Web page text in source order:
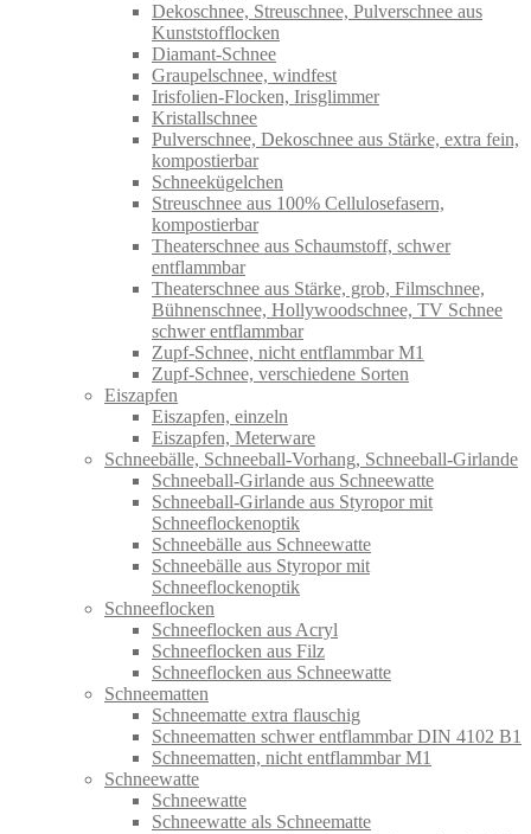
Dekoschnee, Streuschnee, Pulverschnee aus
Kunststofflocken
Diamant-Schnee
Graupelschnee, windfest
Irisfolien-Flocken, Irisglimmer
Kristallschnee
Pulverschnee, Dekoschnee aus Stärke, extra fein,
kompostierbar
Schneekügelchen
Streuschnee aus 100% Cellulosefasern,
kompostierbar
Theaterschnee aus Schaumstoff, schwer
entflammbar
Theaterschnee aus Stärke, grob, Filmschnee,
Bühnenschnee, Hollywoodschnee, TV Schnee
schwer entflammbar
Zupf-Schnee, nicht entflammbar M1
Zupf-Schnee, verschiedene Sorten
Eiszapfen
Eiszapfen, einzeln
Eiszapfen, Meterware
Schneebälle, Schneeball-Vorhang, Schneeball-Girlande
Schneeball-Girlande aus Schneewatte
Schneeball-Girlande aus Styropor mit
Schneeflockenoptik
Schneebälle aus Schneewatte
Schneebälle aus Styropor mit
Schneeflockenoptik
Schneeflocken
Schneeflocken aus Acryl
Schneeflocken aus Filz
Schneeflocken aus Schneewatte
Schneematten
Schneematte extra flauschig
Schneematten schwer entflammbar DIN 4102 B1
Schneematten, nicht entflammbar M1
Schneewatte
Schneewatte
Schneewatte als Schneematte